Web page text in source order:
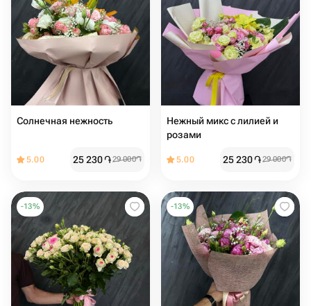
Солнечная нежность
5.00 25 230֏29 000֏
Нежный микс с лилией и
розами
5.00 25 230֏29 000֏
-13% -13%